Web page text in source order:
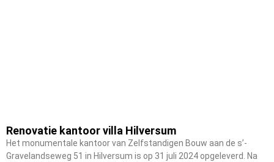
Renovatie kantoor villa Hilversum
Het monumentale kantoor van Zelfstandigen Bouw aan de s’-
Gravelandseweg 51 in Hilversum is op 31 juli 2024 opgeleverd. Na